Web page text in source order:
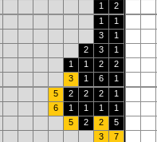
1
2
1
1
3
1
2
3
1
1
1 2
2
3
1 6
1
5
2 2 2
1
6
1 1 1
1
5
2 2
5
3
7